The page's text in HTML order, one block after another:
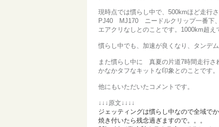
現時点では慣らし中で、500kmほど走行
PJ40 MJ170 ニードルクリップ一番下
エアクリなしとのことです。1000km超
慣らし中でも、加速が良くなり、タンデ
また慣らし中に 真夏の片道7時間走行
かなかタフなキットな印象とのことです。
他にもいただいたコメントです。
↓↓↓原文↓↓↓↓
ジェッティングは慣らし中なので全域で
焼き付いたら残念過ぎますので。。。